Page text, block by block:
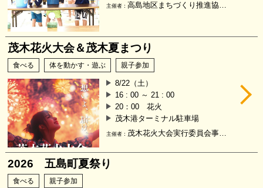
主催者： 高島地区まちづくり推進協議会
茂木花火大会＆茂木夏まつり
食べる 体を動かす・遊ぶ 親子参加
8/22（土）
16 : 00 ～ 21 : 00
20：00 花火
茂木港ターミナル駐車場
主催者： 茂木花火大会実行委員会事務局、茂木コミュニティ連絡協議会
2026 五島町夏祭り
食べる 親子参加